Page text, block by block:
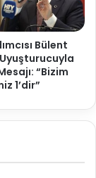
Bülent
“Bizim
1’dir”